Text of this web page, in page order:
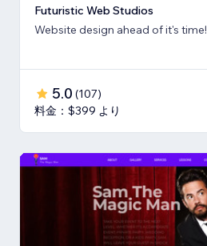
Futuristic Web Studios
Website design ahead of it's time!
5.0 (107)
料金：$399 より